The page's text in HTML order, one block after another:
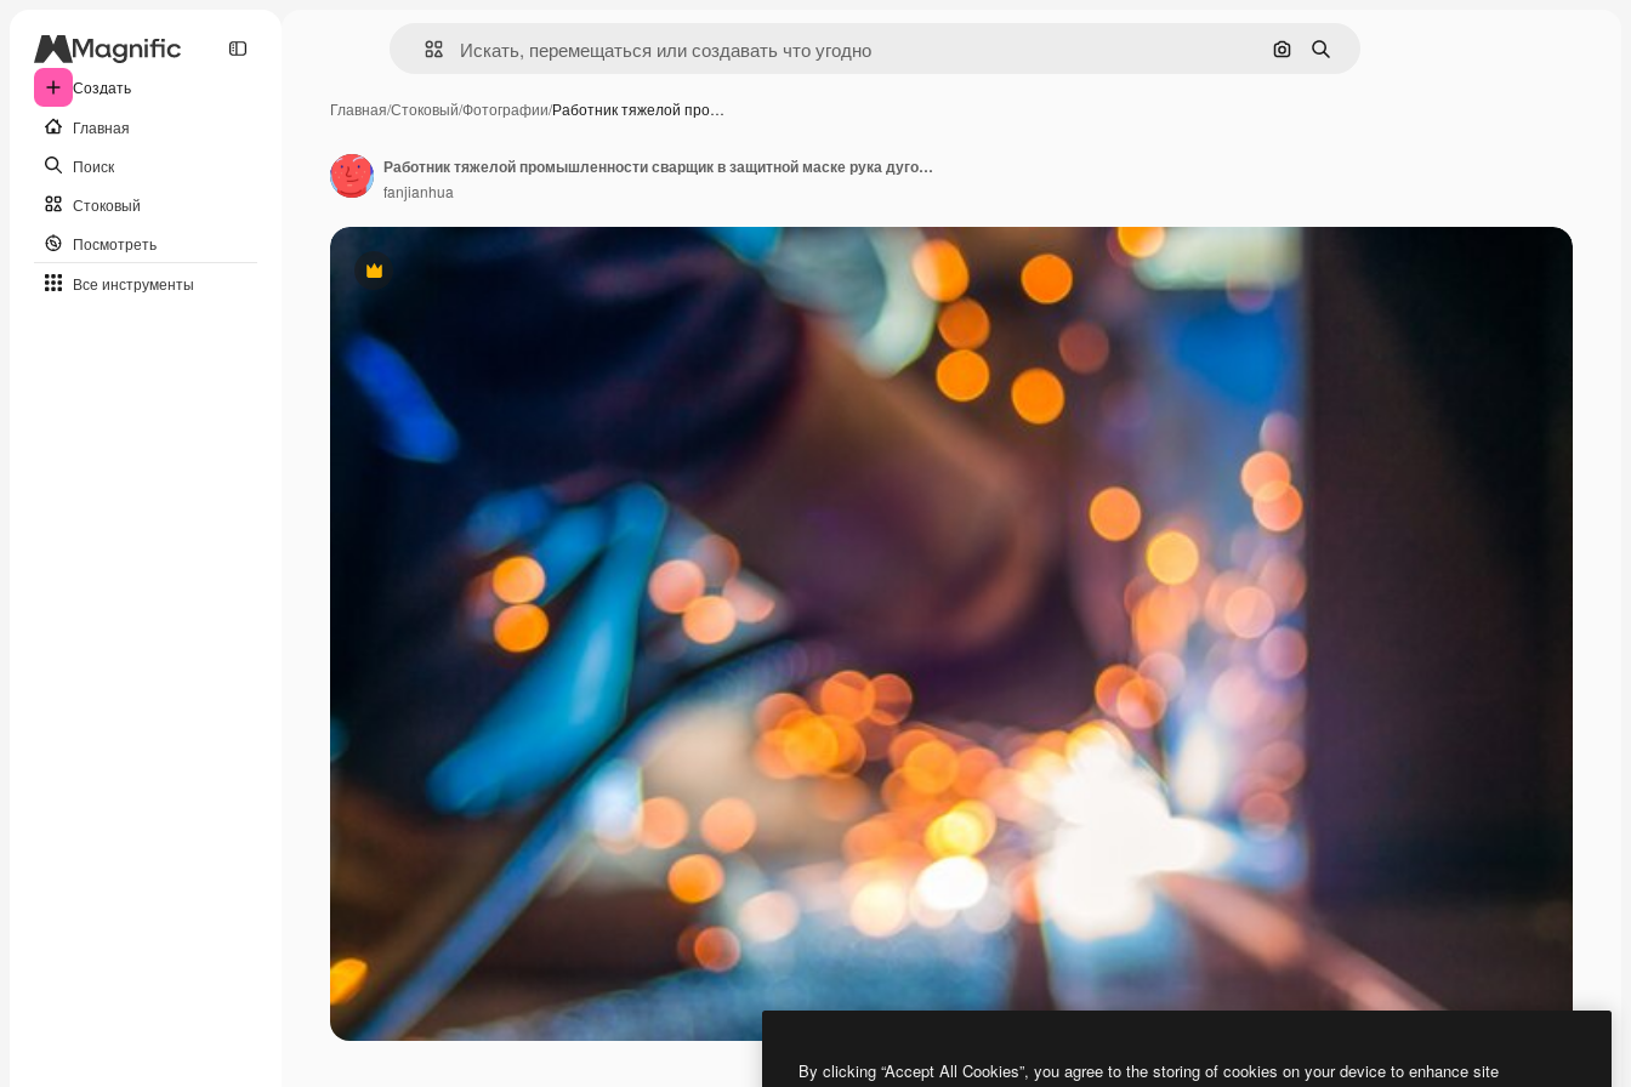
Создать
Главная
Поиск
Стоковый
Посмотреть
Все инструменты
Поиск по изображению
Поиск
Главная/Стоковый/Фотографии/Работник тяжелой про…
Премиум
Работник тяжелой промышленности сварщик в защитной маске рука дуговой сварки факел, работающий на металлической конструкции
fanjianhua
By clicking “Accept All Cookies”, you agree to the storing of cookies on your device to enhance site